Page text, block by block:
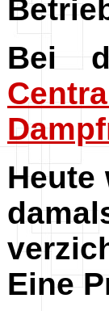
Bei
Heute
Eine